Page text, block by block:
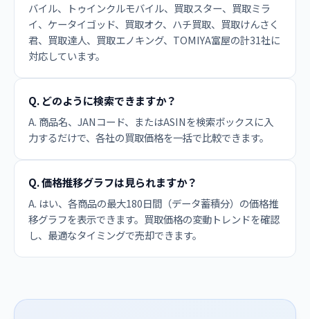
バイル、トゥインクルモバイル、買取スター、買取ミラ
イ、ケータイゴッド、買取オク、ハチ買取、買取けんさく
君、買取達人、買取エノキング、TOMIYA富屋の計31社に
対応しています。
Q. どのように検索できますか？
A. 商品名、JANコード、またはASINを検索ボックスに入
力するだけで、各社の買取価格を一括で比較できます。
Q. 価格推移グラフは見られますか？
A. はい、各商品の最大180日間（データ蓄積分）の価格推
移グラフを表示できます。買取価格の変動トレンドを確認
し、最適なタイミングで売却できます。